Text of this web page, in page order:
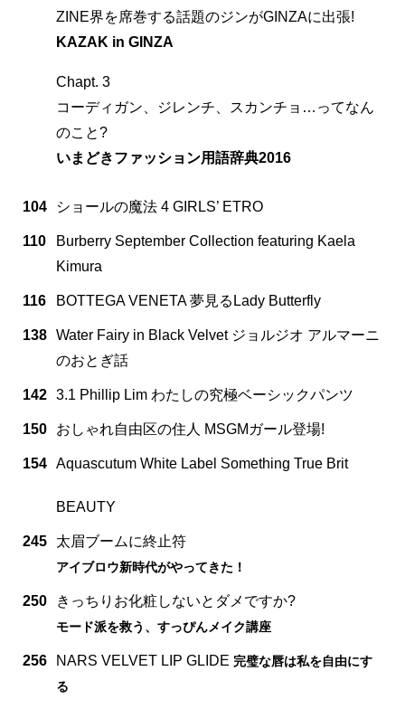
ZINE界を席巻する話題のジンがGINZAに出張!
KAZAK in GINZA
Chapt. 3
コーディガン、ジレンチ、スカンチョ…ってなん
のこと?
いまどきファッション用語辞典2016
104 ショールの魔法 4 GIRLS’ ETRO
110
Burberry September Collection featuring Kaela
Kimura
116 BOTTEGA VENETA 夢見るLady Butterfly
138 Water Fairy in Black Velvet ジョルジオ アルマーニ
のおとぎ話
142 3.1 Phillip Lim わたしの究極ベーシックパンツ
150 おしゃれ自由区の住人 MSGMガール登場!
154 Aquascutum White Label Something True Brit
BEAUTY
245 太眉ブームに終止符
アイブロウ新時代がやってきた！
250 きっちりお化粧しないとダメですか?
モード派を救う、すっぴんメイク講座
256 NARS VELVET LIP GLIDE 完璧な唇は私を自由にす
る